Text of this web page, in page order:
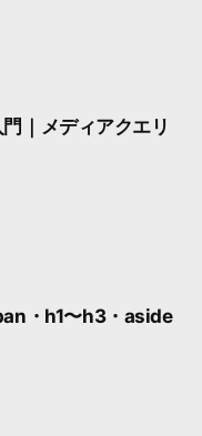
｜メディアクエリ
・h1〜h3・aside